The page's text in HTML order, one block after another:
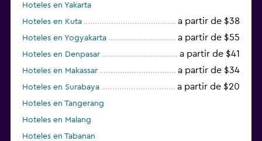
Hoteles en Yakarta
Hoteles en Kuta
a partir de $38
Hoteles en Yogyakarta a partir de $55
Hoteles en Denpasar a partir de $41
Hoteles en Makassar a partir de $34
Hoteles en Surabaya a partir de $20
Hoteles en Tangerang
Hoteles en Malang
Hoteles en Tabanan